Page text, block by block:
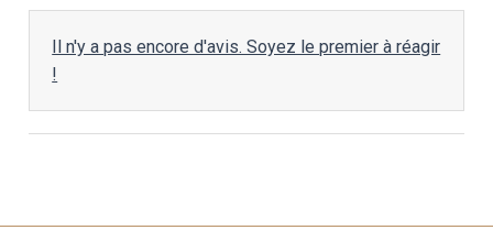
Il n'y a pas encore d'avis. Soyez le premier à réagir
!